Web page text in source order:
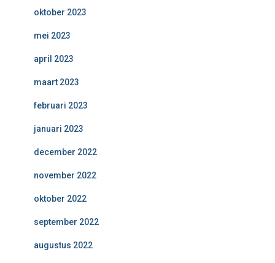
oktober 2023
mei 2023
april 2023
maart 2023
februari 2023
januari 2023
december 2022
november 2022
oktober 2022
september 2022
augustus 2022